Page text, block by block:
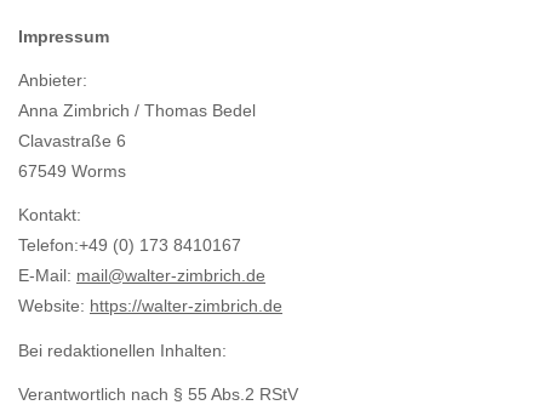
Impressum
Anbieter:
Anna Zimbrich / Thomas Bedel
Clavastraße 6
67549 Worms
Kontakt:
Telefon:+49 (0) 173 8410167‬
E-Mail: mail@walter-zimbrich.de
Website: https://walter-zimbrich.de
Bei redaktionellen Inhalten:
Verantwortlich nach § 55 Abs.2 RStV